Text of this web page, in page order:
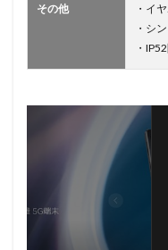
その他
・イ
・シ
・